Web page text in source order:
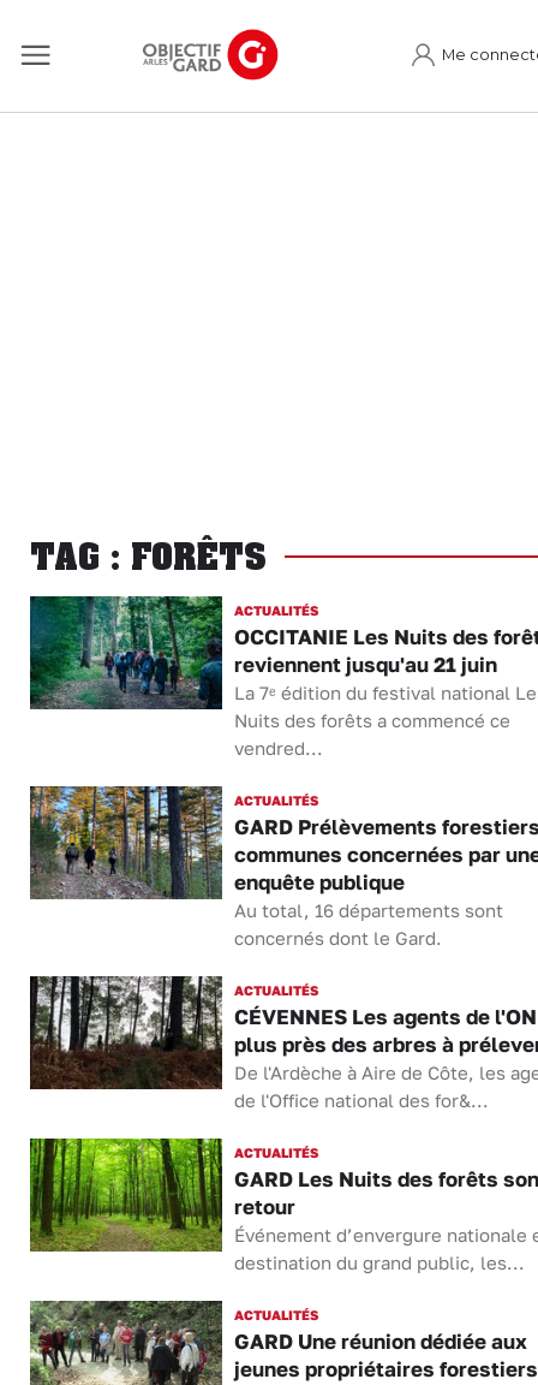
Me
TAG : FORÊTS
ACTUALITÉS
OCCITANIE Les Nuits des
reviennent jusqu'au 21 juin
La 7ᵉ édition du festival national
Nuits des forêts a commencé ce
vendred...
ACTUALITÉS
GARD Prélèvements
communes concernées par
enquête publique
Au total, 16 départements sont
concernés dont le Gard.
ACTUALITÉS
CÉVENNES Les agents de
plus près des arbres à
De l'Ardèche à Aire de Côte, les
de l'Office national des for&...
ACTUALITÉS
GARD Les Nuits des forêts
retour
Événement d’envergure nationale
destination du grand public, les...
ACTUALITÉS
GARD Une réunion dédiée aux
jeunes propriétaires forestiers